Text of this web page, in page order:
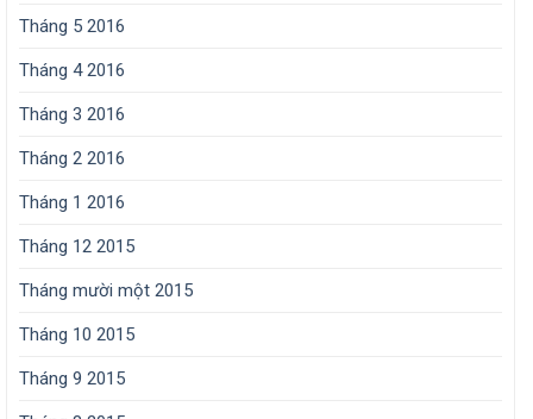
Tháng 5 2016
Tháng 4 2016
Tháng 3 2016
Tháng 2 2016
Tháng 1 2016
Tháng 12 2015
Tháng mười một 2015
Tháng 10 2015
Tháng 9 2015